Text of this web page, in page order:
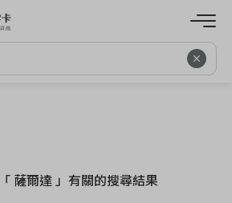
薩爾達 」有關的搜尋結果